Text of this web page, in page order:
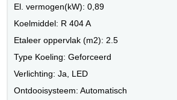
El. vermogen(kW): 0,89
Koelmiddel: R 404 A
Etaleer oppervlak (m2): 2.5
Type Koeling: Geforceerd
Verlichting: Ja, LED
Ontdooisysteem: Automatisch